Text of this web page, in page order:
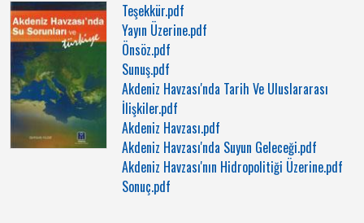
Teşekkür.pdf
Yayın Üzerine.pdf
Önsöz.pdf
Sunuş.pdf
Akdeniz Havzası'nda Tarih Ve Uluslararası
İlişkiler.pdf
Akdeniz Havzası.pdf
Akdeniz Havzası'nda Suyun Geleceği.pdf
Akdeniz Havzası'nın Hidropolitiği Üzerine.pdf
Sonuç.pdf